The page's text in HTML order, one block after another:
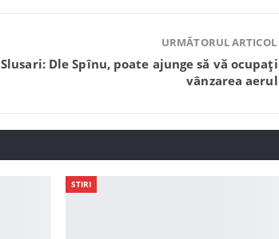
URMĂTORUL ARTICOL
Slusari: Dle Spînu, poate ajunge să vă
vânzarea
STIRI